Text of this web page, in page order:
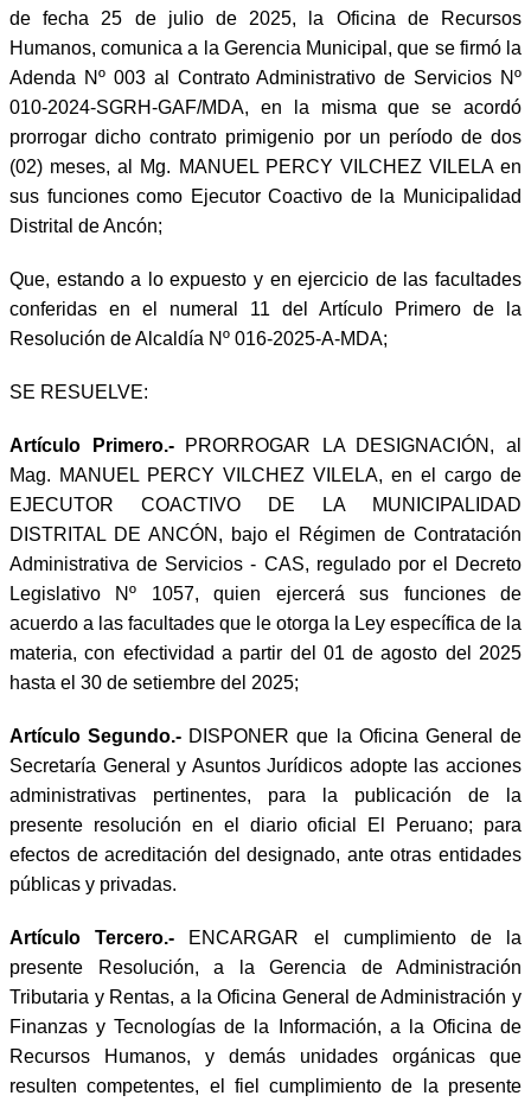
de fecha 25 de julio de 2025, la Oficina de Recursos
Humanos, comunica a la Gerencia Municipal, que se firmó la
Adenda Nº 003 al Contrato Administrativo de Servicios Nº
010-2024-SGRH-GAF/MDA, en la misma que se acordó
prorrogar dicho contrato primigenio por un período de dos
(02) meses, al Mg. MANUEL PERCY VILCHEZ VILELA en
sus funciones como Ejecutor Coactivo de la Municipalidad
Distrital de Ancón;
Que, estando a lo expuesto y en ejercicio de las facultades
conferidas en el numeral 11 del Artículo Primero de la
Resolución de Alcaldía Nº 016-2025-A-MDA;
SE RESUELVE:
Artículo Primero.-
PRORROGAR LA DESIGNACIÓN, al
Mag. MANUEL PERCY VILCHEZ VILELA, en el cargo de
EJECUTOR COACTIVO DE LA MUNICIPALIDAD
DISTRITAL DE ANCÓN, bajo el Régimen de Contratación
Administrativa de Servicios - CAS, regulado por el Decreto
Legislativo Nº 1057, quien ejercerá sus funciones de
acuerdo a las facultades que le otorga la Ley específica de la
materia, con efectividad a partir del 01 de agosto del 2025
hasta el 30 de setiembre del 2025;
Artículo Segundo.- DISPONER que la Oficina General de
Secretaría General y Asuntos Jurídicos adopte las acciones
administrativas pertinentes, para la publicación de la
presente resolución en el diario oficial El Peruano; para
efectos de acreditación del designado, ante otras entidades
públicas y privadas.
Artículo Tercero.- ENCARGAR el cumplimiento de la
presente Resolución, a la Gerencia de Administración
Tributaria y Rentas, a la Oficina General de Administración y
Finanzas y Tecnologías de la Información, a la Oficina de
Recursos Humanos, y demás unidades orgánicas que
resulten competentes, el fiel cumplimiento de la presente